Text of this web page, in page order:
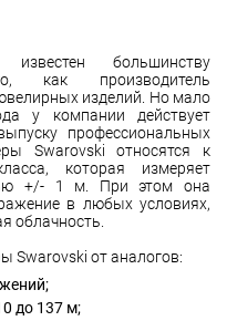
большинству
как производитель
изделий. Но мало
у компании действует
профессиональных
Swarovski относятся к
которая измеряет
+/- 1 м. При этом она
в любых условиях,
облачность.
Swarovski от аналогов:
до 137 м;